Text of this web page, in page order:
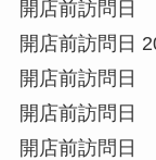
開店前訪問日
開店前訪問日
開店前訪問日
開店前訪問日
開店前訪問日